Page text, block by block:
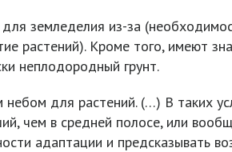
земледелия из-за
растений). Кроме того, имеют
неплодородный грунт.
для растений. (…) В таких
чем в средней полосе, или
адаптации и предсказывать